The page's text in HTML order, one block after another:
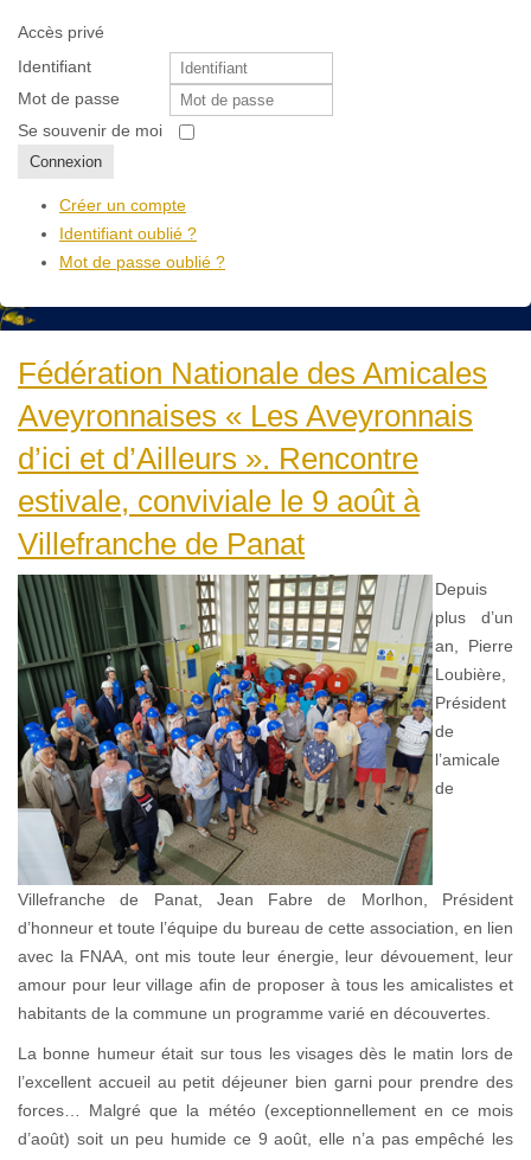
Accès privé
Identifiant
Mot de passe
Se souvenir de moi
Connexion
Créer un compte
Identifiant oublié ?
Mot de passe oublié ?
Fédération Nationale des Amicales
Aveyronnaises « Les Aveyronnais
d’ici et d’Ailleurs ». Rencontre
estivale, conviviale le 9 août à
Villefranche de Panat
Depuis
plus d’un
an, Pierre
Loubière,
Président
de
l’amicale
de
Villefranche de Panat, Jean Fabre de Morlhon, Président
d’honneur et toute l’équipe du bureau de cette association, en lien
avec la FNAA, ont mis toute leur énergie, leur dévouement, leur
amour pour leur village afin de proposer à tous les amicalistes et
habitants de la commune un programme varié en découvertes.
La bonne humeur était sur tous les visages dès le matin lors de
l’excellent accueil au petit déjeuner bien garni pour prendre des
forces… Malgré que la météo (exceptionnellement en ce mois
d’août) soit un peu humide ce 9 août, elle n’a pas empêché les